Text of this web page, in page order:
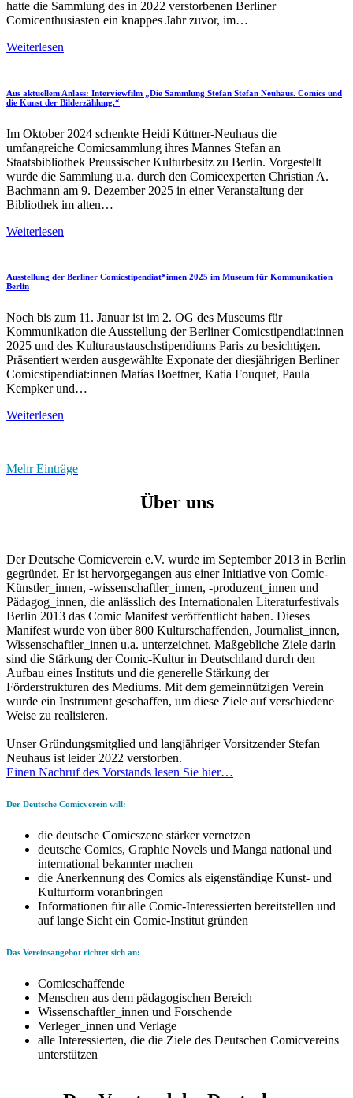
hatte die Sammlung des in 2022 verstorbenen Berliner
Comicenthusiasten ein knappes Jahr zuvor, im…
Weiterlesen
Sammlung
Stefan
in
der
Stabi
Berlin
Aus aktuellem Anlass: Interviewfilm „Die Sammlung Stefan Stefan Neuhaus. Comics und
die Kunst der Bilderzählung.“
Im Oktober 2024 schenkte Heidi Küttner-Neuhaus die
umfangreiche Comicsammlung ihres Mannes Stefan an
Staatsbibliothek Preussischer Kulturbesitz zu Berlin. Vorgestellt
wurde die Sammlung u.a. durch den Comicexperten Christian A.
Bachmann am 9. Dezember 2025 in einer Veranstaltung der
Bibliothek im alten…
Weiterlesen
Interviewfilm
Stefan
Stefan
Neuhaus.
Comics
und
die
Ausstellung der Berliner Comicstipendiat*innen 2025 im Museum für Kommunikation
Berlin
Noch bis zum 11. Januar ist im 2. OG des Museums für
Kommunikation die Ausstellung der Berliner Comicstipendiat:innen
2025 und des Kulturaustauschstipendiums Paris zu besichtigen.
Präsentiert werden ausgewählte Exponate der diesjährigen Berliner
Comicstipendiat:innen Matías Boettner, Katia Fouquet, Paula
Kempker und…
Weiterlesen
2025
Mehr Einträge
Über uns
Der Deutsche Comicverein e.V. wurde im September 2013 in Berlin
gegründet. Er ist hervorgegangen aus einer Initiative von Comic-
Künstler_innen, -wissenschaftler_innen, -produzent_innen und
Pädagog_innen, die anlässlich des Internationalen Literaturfestivals
Berlin 2013 das Comic Manifest veröffentlicht haben. Dieses
Manifest wurde von über 800 Kulturschaffenden, Journalist_innen,
Wissenschaftler_innen u.a. unterzeichnet. Maßgebliche Ziele darin
sind die Stärkung der Comic-Kultur in Deutschland durch den
Aufbau eines Instituts und die generelle Stärkung der
Förderstrukturen des Mediums. Mit dem gemeinnützigen Verein
wurde ein Instrument geschaffen, um diese Ziele auf verschiedene
Weise zu realisieren.
Unser Gründungsmitglied und langjähriger Vorsitzender Stefan
Neuhaus ist leider 2022 verstorben.
Einen Nachruf des Vorstands lesen Sie hier…
Der Deutsche Comicverein will:
die deutsche Comicszene stärker vernetzen
deutsche Comics, Graphic Novels und Manga national und
international bekannter machen
die Anerkennung des Comics als eigenständige Kunst- und
Kulturform voranbringen
Informationen für alle Comic-Interessierten bereitstellen und
auf lange Sicht ein Comic-Institut gründen
Das Vereinsangebot richtet sich an:
Comicschaffende
Menschen aus dem pädagogischen Bereich
Wissenschaftler_innen und Forschende
Verleger_innen und Verlage
alle Interessierten, die die Ziele des Deutschen Comicvereins
unterstützen